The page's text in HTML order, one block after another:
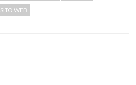
SITO WEB